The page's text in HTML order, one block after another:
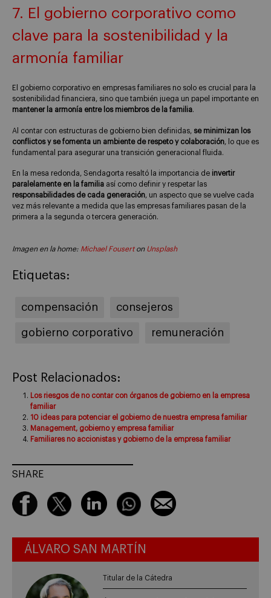
7. El gobierno corporativo como
clave para la sostenibilidad y la
armonía familiar
El gobierno corporativo en empresas familiares no solo es crucial para la
sostenibilidad financiera, sino que también juega un papel importante en
mantener la armonía entre los miembros de la familia.
Al contar con estructuras de gobierno bien definidas, se minimizan los
conflictos y se fomenta un ambiente de respeto y colaboración, lo que es
fundamental para asegurar una transición generacional fluida.
En la mesa redonda, Sendagorta resaltó la importancia de invertir
paralelamente en la familia así como definir y respetar las
responsabilidades de cada generación, un aspecto que se vuelve cada
vez más relevante a medida que las empresas familiares pasan de la
primera a la segunda o tercera generación.
Imagen en la home: Michael Fouserton Unsplash
Etiquetas:
compensación consejeros
gobierno corporativo remuneración
Post Relacionados:
Los riesgos de no contar con órganos de gobierno en la empresa
familiar
10 ideas para potenciar el gobierno de nuestra empresa familiar
Management, gobierno y empresa familiar
Familiares no accionistas y gobierno de la empresa familiar
SHARE
ÁLVARO SAN MARTÍN
Titular de la Cátedra